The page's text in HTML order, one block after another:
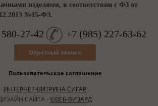
изделями, в соответствии с ФЗ от
№15-ФЗ.
580-27-42 +7 (985) 227-63-62
Обратный звонок
Пользовательское соглашение
ИНТЕРНЕТ-ВИТРИНА СИГАР
САЙТА - ©ВЕБ-ВИЗАРД